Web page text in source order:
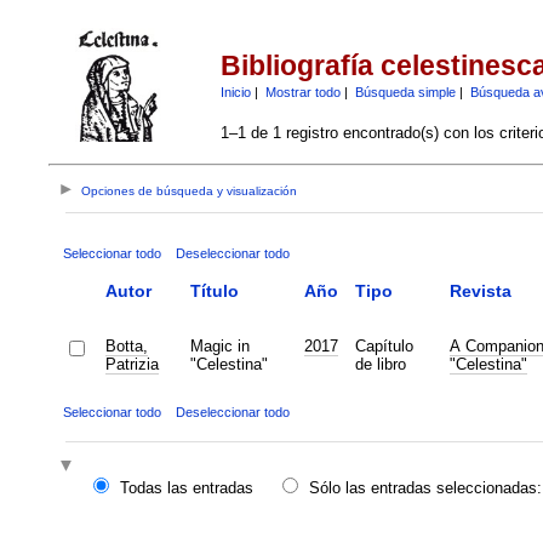
Bibliografía
Inicio| Mostrar todo| Búsqueda simple| Búsqueda
1–1 de 1 registro encontrado(s) con los
Opciones de búsqueda y visualización
Seleccionar todo Deseleccionar todo
Autor Título Año Tipo Revista
Botta,
Patrizia
Magic in
"Celestina"
2017
Capítulo
de libro
A
"Celestina"
Seleccionar todo Deseleccionar todo
Todas las entradas
Sólo las entradas seleccionadas: